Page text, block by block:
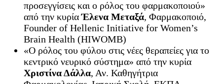
προσεγγίσεις και ο ρόλος του φαρμακοποιού»
από την κυρίαΈλενα Μεταξά, Φαρμακοποιό,
Founder of Hellenic Initiative for Women’s
Brain Health (HIWOMB)
«Ο ρόλος του φύλου στις νέες θεραπείες για το
κεντρικό νευρικό σύστημα» από την κυρία
Χριστίνα Δάλλα, Αν. Καθηγήτρια